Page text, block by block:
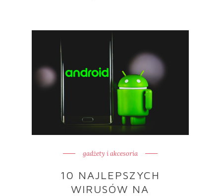
gadżety i akcesoria
10 NAJLEPSZYCH
WIRUSÓW NA